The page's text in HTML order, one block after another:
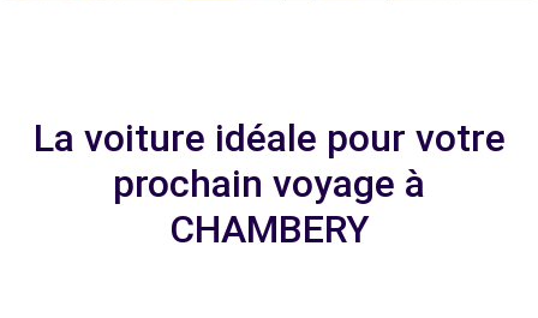
La voiture idéale pour votre
prochain voyage à
CHAMBERY